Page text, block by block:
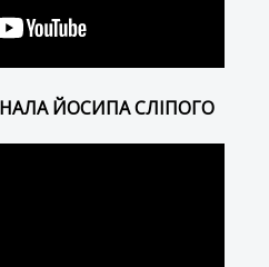
ЙОСИПА СЛІПОГО